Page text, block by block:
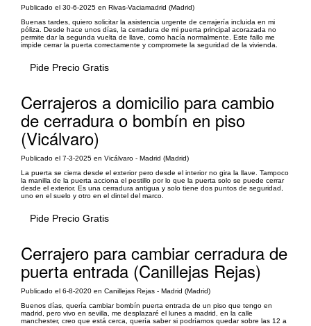
Publicado el 30-6-2025 en Rivas-Vaciamadrid (Madrid)
Buenas tardes, quiero solicitar la asistencia urgente de cerrajería incluida en mi
póliza. Desde hace unos días, la cerradura de mi puerta principal acorazada no
permite dar la segunda vuelta de llave, como hacía normalmente. Este fallo me
impide cerrar la puerta correctamente y compromete la seguridad de la vivienda.
Pide Precio Gratis
Cerrajeros a domicilio para cambio
de cerradura o bombín en piso
(Vicálvaro)
Publicado el 7-3-2025 en Vicálvaro - Madrid (Madrid)
La puerta se cierra desde el exterior pero desde el interior no gira la llave. Tampoco
la manilla de la puerta acciona el pestillo por lo que la puerta solo se puede cerrar
desde el exterior. Es una cerradura antigua y solo tiene dos puntos de seguridad,
uno en el suelo y otro en el dintel del marco.
Pide Precio Gratis
Cerrajero para cambiar cerradura de
puerta entrada (Canillejas Rejas)
Publicado el 6-8-2020 en Canillejas Rejas - Madrid (Madrid)
Buenos días, quería cambiar bombín puerta entrada de un piso que tengo en
madrid, pero vivo en sevilla, me desplazaré el lunes a madrid, en la calle
manchester, creo que está cerca, quería saber si podríamos quedar sobre las 12 a